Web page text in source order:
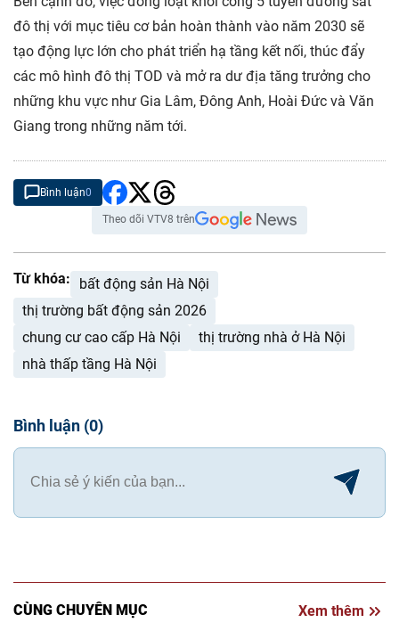
đô thị với mục tiêu cơ bản hoàn thành vào năm 2030 sẽ
tạo động lực lớn cho phát triển hạ tầng kết nối, thúc đẩy
các mô hình đô thị TOD và mở ra dư địa tăng trưởng cho
những khu vực như Gia Lâm, Đông Anh, Hoài Đức và Văn
Giang trong những năm tới.
Bình luận0
Theo dõi VTV8 trên
Từ khóa:
bất động sản Hà Nội
thị trường bất động sản 2026
chung cư cao cấp Hà Nội
thị trường nhà ở Hà Nội
nhà thấp tầng Hà Nội
Bình luận (0)
CÙNG CHUYÊN MỤC Xem thêm